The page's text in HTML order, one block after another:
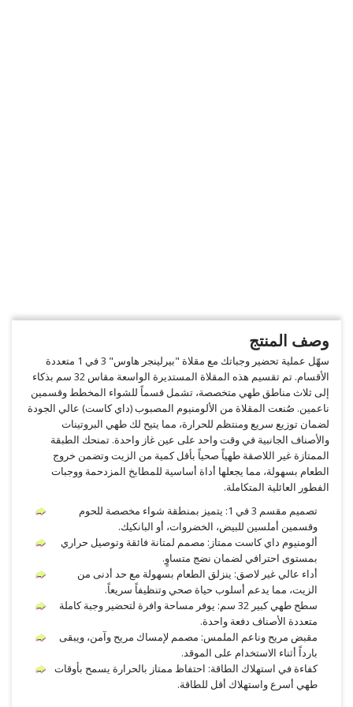
وصف المنتج
سهّل عملية تحضير وجباتك مع مقلاة "بيرلينجر هاوس" 3 في 1 متعددة
الأقسام. تم تقسيم هذه المقلاة المستديرة الواسعة مقاس 32 سم بذكاء
إلى ثلاث مناطق طهي متخصصة، تشمل قسماً للشواء المخطط وقسمين
ناعمين. صُنعت المقلاة من الألومنيوم المصبوب (داي كاست) عالي الجودة
لضمان توزيع سريع ومنتظم للحرارة، مما يتيح لك طهي البروتينات
والأصناف الجانبية في وقت واحد على عين غاز واحدة. تمنحك الطبقة
الممتازة غير اللاصقة طهياً صحياً بأقل كمية من الزيت وتضمن خروج
الطعام بسهولة، مما يجعلها أداة أساسية للمطابخ المزدحمة ووجبات
الفطور العائلية المتكاملة.
تصميم مقسم 3 في 1: يتميز بمنطقة شواء مخصصة للحوم
وقسمين أملسين للبيض، الخضروات، أو البانكيك.
ألومنيوم داي كاست ممتاز: مصمم لمتانة فائقة وتوصيل حراري
بمستوى احترافي لضمان نضج متساوٍ.
أداء عالي غير لاصق: ينزلق الطعام بسهولة مع حد أدنى من
الزيت، مما يدعم أسلوب حياة صحي وتنظيفاً سريعاً.
سطح طهي كبير 32 سم: يوفر مساحة وافرة لتحضير وجبة كاملة
متعددة الأصناف دفعة واحدة.
مقبض مريح وناعم الملمس: مصمم لإمساك مريح وآمن، ويبقى
بارداً أثناء الاستخدام على الموقد.
كفاءة في استهلاك الطاقة: احتفاظ ممتاز بالحرارة يسمح بأوقات
طهي أسرع واستهلاك أقل للطاقة.